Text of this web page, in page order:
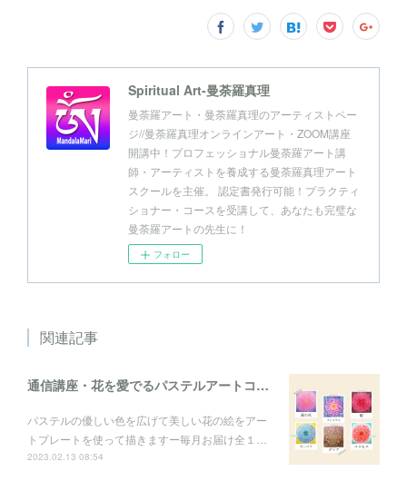
Spiritual Art-曼荼羅真理
曼荼羅アート・曼荼羅真理のアーティストペー
ジ//曼荼羅真理オンラインアート・ZOOM講座
開講中！プロフェッショナル曼荼羅アート講
師・アーティストを養成する曼荼羅真理アート
スクールを主催。 認定書発行可能！プラクティ
ショナー・コースを受講して、あなたも完璧な
曼荼羅アートの先生に！
フォロー
関連記事
通信講座・花を愛でるパステルアートコレクション
パステルの優しい色を広げて美しい花の絵をアー
トプレートを使って描きますー毎月お届け全１…
2023.02.13 08:54